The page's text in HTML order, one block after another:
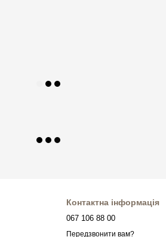
Контактна інформація
067 106 88 00
Передзвонити вам?